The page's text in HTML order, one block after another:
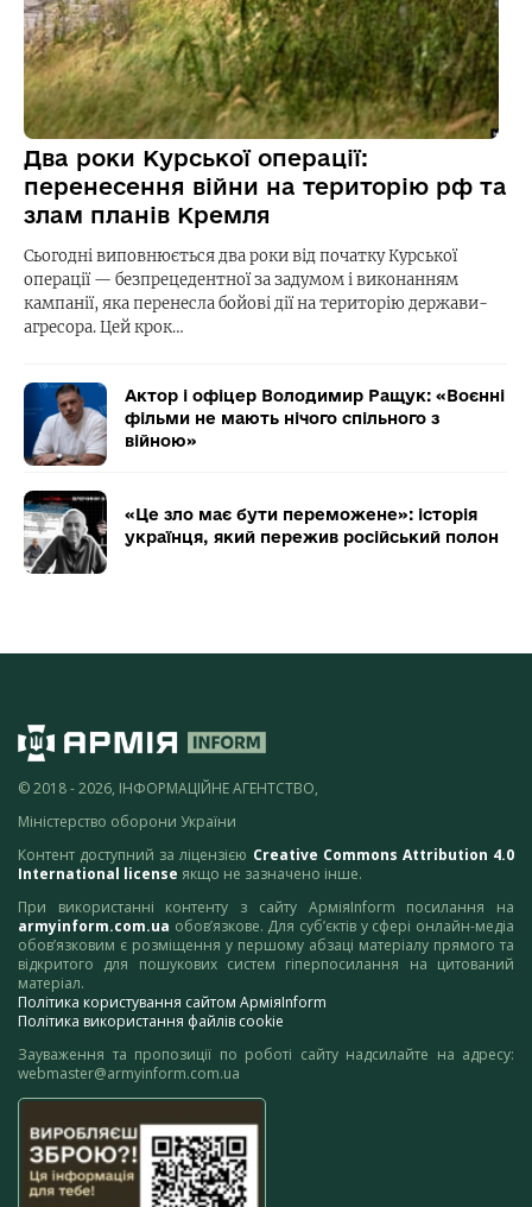
Два роки Курської операції:
перенесення війни на територію рф та
злам планів Кремля
Сьогодні виповнюється два роки від початку Курської
операції — безпрецедентної за задумом і виконанням
кампанії, яка перенесла бойові дії на територію держави-
агресора. Цей крок…
Актор і офіцер Володимир Ращук: «Воєнні
фільми не мають нічого спільного з
війною»
«Це зло має бути переможене»: історія
українця, який пережив російський полон
© 2018 - 2026, ІНФОРМАЦІЙНЕ АГЕНТСТВО,
Міністерство оборони України
Контент доступний за ліцензією Creative Commons Attribution 4.0
International license якщо не зазначено інше.
При використанні контенту з сайту АрміяInform посилання на
armyinform.com.ua обов’язкове. Для суб’єктів у сфері онлайн-медіа
обов’язковим є розміщення у першому абзаці матеріалу прямого та
відкритого для пошукових систем гіперпосилання на цитований
матеріал.
Політика користування сайтом АрміяInform
Політика використання файлів cookie
Зауваження та пропозиції по роботі сайту надсилайте на адресу:
webmaster@armyinform.com.ua